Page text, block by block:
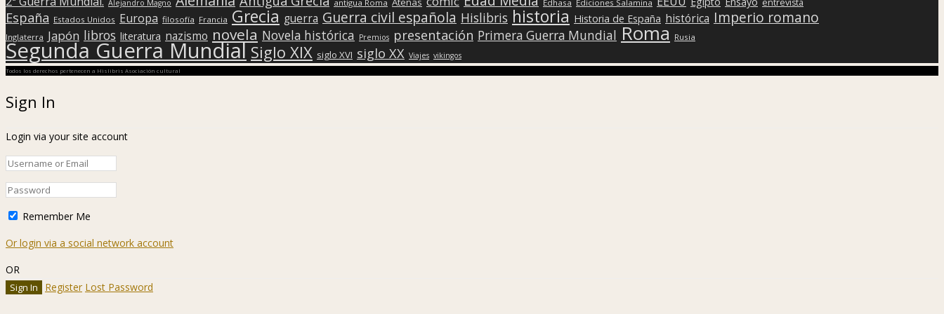
Alejandro Magno antigua Roma Edhasa Ediciones Salamina
España Estados Unidos Europa filosofía Francia Grecia guerra Guerra civil española Hislibris historia Historia de España histórica Imperio romano
Inglaterra Japón libros literatura nazismo novela Novela histórica Premios presentación Primera Guerra Mundial Roma Rusia
Segunda Guerra Mundial Siglo XIX siglo XVI siglo XX Viajes vikingos
Todos los derechos pertenecen a Hislibris Asociación cultural
Sign In
Login via your site account
Remember Me
Or login via a social network account
OR
Register Lost Password